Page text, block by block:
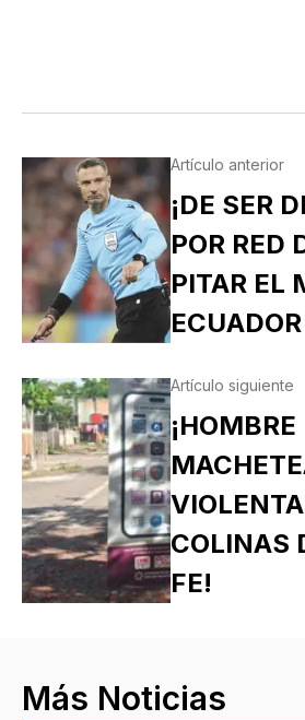
Artículo anterior
¡DE SER
POR RED
PITAR EL
Artículo siguiente
¡HOMBRE
COLINAS
FE!
Más Noticias